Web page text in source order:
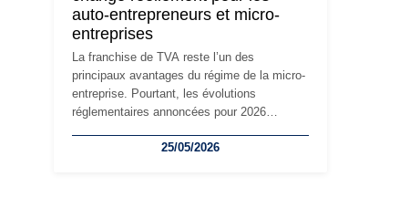
à prendre pour éviter les mauvaises
surprises.
auto-entrepreneurs et micro-
entreprises
La franchise de TVA reste l’un des
principaux avantages du régime de la micro-
entreprise. Pourtant, les évolutions
réglementaires annoncées pour 2026
les auto-entrepreneurs, artisans et
25/05/2026